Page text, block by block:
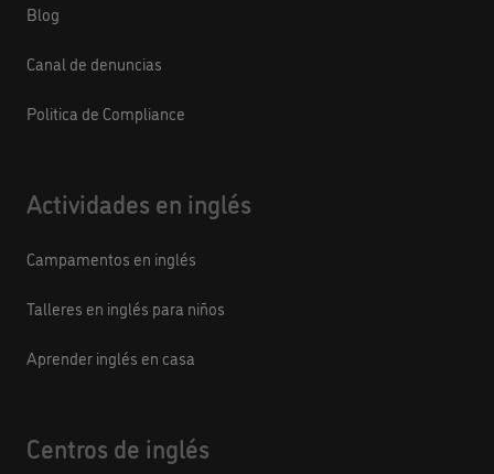
Blog
Canal de denuncias
Politica de Compliance
Actividades en inglés
Campamentos en inglés
Talleres en inglés para niños
Aprender inglés en casa
Centros de inglés